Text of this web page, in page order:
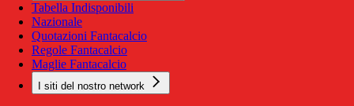
Tabella Indisponibili
Nazionale
Quotazioni Fantacalcio
Regole Fantacalcio
Maglie Fantacalcio
I siti del nostro network